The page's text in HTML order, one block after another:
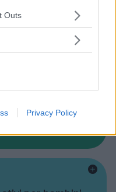
one or more Google
You may click to
in below Google
Outs
Privacy Policy
per bambini